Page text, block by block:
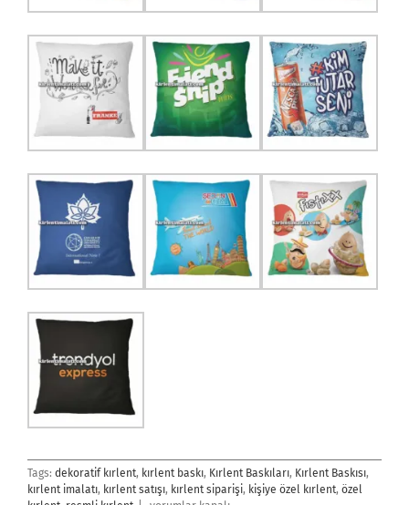
Tags: dekoratif kırlent, kırlent baskı, Kırlent Baskıları, Kırlent Baskısı,
kırlent imalatı, kırlent satışı, kırlent siparişi, kişiye özel kırlent, özel